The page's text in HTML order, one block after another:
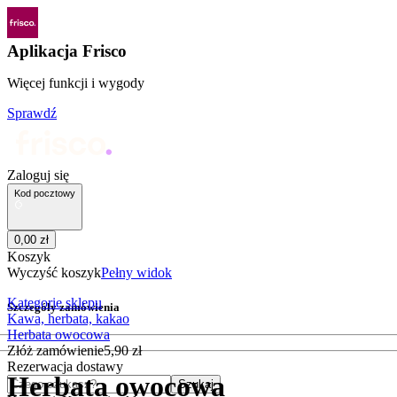
Aplikacja Frisco
Więcej funkcji i wygody
Sprawdź
Zaloguj się
Kod pocztowy
0,00 zł
Koszyk
Wyczyść koszykPełny widok
Szczegóły zamówienia
Złóż zamówienie5,90 zł
Rezerwacja dostawy
Czego szukasz?
Szukaj
Kategorie sklepu
Kawa, herbata, kakao
Herbata owocowa
Herbata owocowa